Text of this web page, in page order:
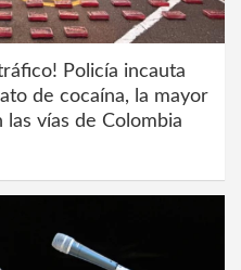
Policía incauta
de cocaína, la mayor
vías de Colombia